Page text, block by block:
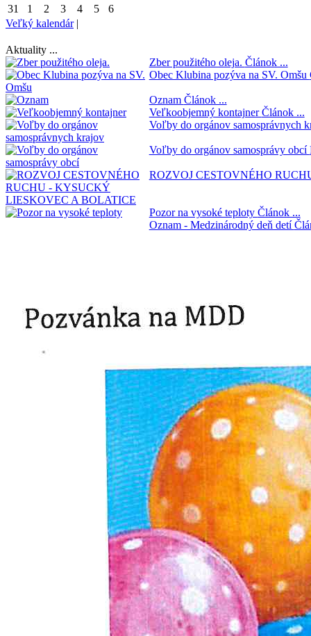
31
1 2 3 4 5
6
Veľký kalendár|
Aktuality ...
Zber použitého oleja. Článok ...
Obec Klubina pozýva na SV. Omšu
Oznam Článok ...
Veľkoobjemný kontajnerČlánok ...
Voľby do orgánov samosprávnych
Voľby do orgánov samosprávy obcí
ROZVOJ CESTOVNÉHO
Pozor na vysoké teploty Článok ...
Oznam - Medzinárodný deň detí